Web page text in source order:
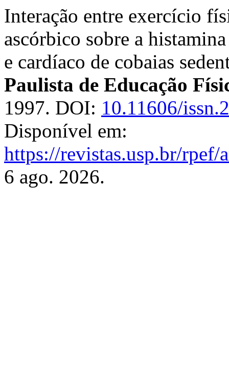
Interação entre exercício
ascórbico sobre a
e cardíaco de cobaias
Paulista de Educação
1997. DOI: 10.11606/
Disponível em:
https://revistas.usp.br/
6 ago. 2026.